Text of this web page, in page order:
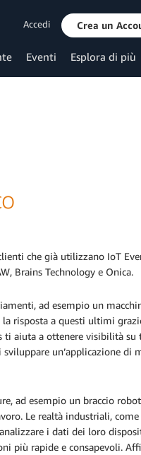
Accedi Crea un
Eventi Esplora di più
che già utilizzano IoT
Brains Technology e Onica.
ad esempio un
risposta a questi ultimi
ti aiuta a ottenere visibilità su
un’applicazione di
ad esempio un braccio
Le realtà industriali,
i dati dei loro
più rapide e consapevoli.